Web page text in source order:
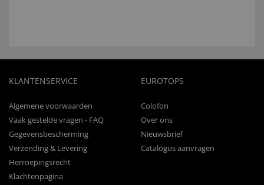
KLANTENSERVICE
Algemene voorwaarden
Vaak gestelde vragen - FAQ
Gegevensbescherming
Verzending & Levering
Herroepingsrecht
Klachtenpagina
EUROTOPS
Colofon
Over ons
Nieuwsbrief
Catalogus aanvragen